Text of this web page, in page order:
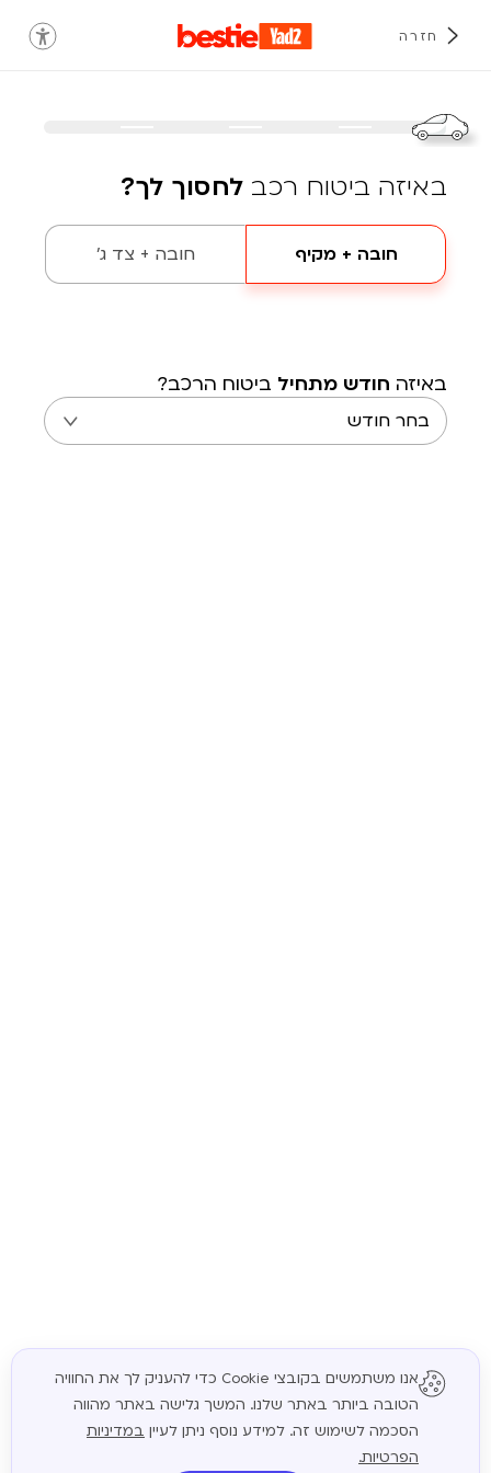
חזרה
באיזה ביטוח רכב לחסוך לך?
חובה + מקיף חובה + צד ג'
באיזה חודש מתחיל ביטוח הרכב?
המשך
אנו משתמשים בקובצי Cookie כדי להעניק לך את החוויה
הטובה ביותר באתר שלנו. המשך גלישה באתר מהווה
הסכמה לשימוש זה. למידע נוסף ניתן לעיין במדיניות
הפרטיות.